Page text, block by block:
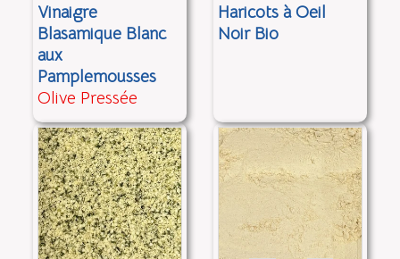
Vinaigre
Blasamique Blanc
aux
Pamplemousses
Olive Pressée
Haricots à Oeil
Noir Bio